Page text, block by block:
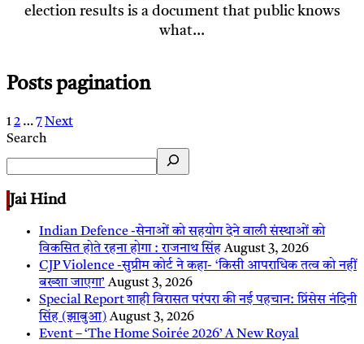
election results is a document that public knows
what…
Posts pagination
12 …7Next
Search
Jai Hind
Indian Defence -सेनाओं को सहयोग देने वाली संस्थाओं को
विकसित होते रहना होगा : राजनाथ सिंह August 3, 2026
CJP Violence -सुप्रीम कोर्ट ने कहा- ‘किसी आपराधिक तत्व को नहीं
बख्शा जाएगा’ August 3, 2026
Special Report शाही विरासत परंपरा की नई पहचान: प्रिंसेस नंदिनी
सिंह (झाबुआ) August 3, 2026
Event – ‘The Home Soirée 2026’ A New Royal